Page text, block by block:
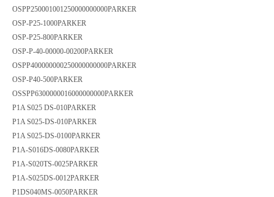
OSPP250001001250000000000PARKER
OSP-P25-1000PARKER
OSP-P25-800PARKER
OSP-P-40-00000-00200PARKER
OSPP400000000250000000000PARKER
OSP-P40-500PARKER
OSSPP6300000016000000000PARKER
P1A S025 DS-010PARKER
P1A S025-DS-010PARKER
P1A S025-DS-0100PARKER
P1A-S016DS-0080PARKER
P1A-S020TS-0025PARKER
P1A-S025DS-0012PARKER
P1DS040MS-0050PARKER